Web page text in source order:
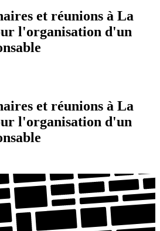
et réunions à La
l'organisation d'un
et réunions à La
l'organisation d'un